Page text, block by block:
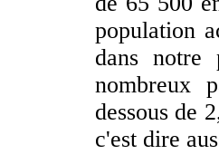
population
dans notre
nombreux
dessous de
c'est dire